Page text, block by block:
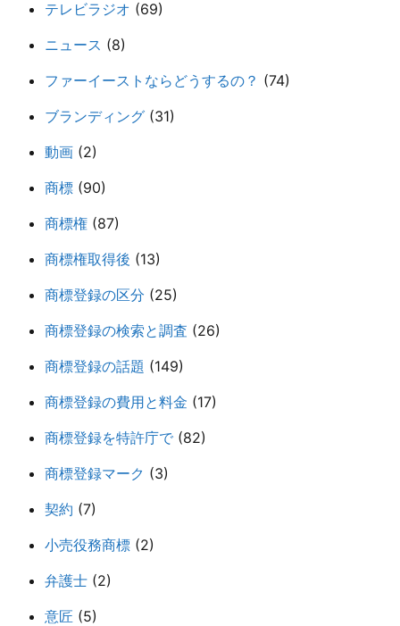
テレビラジオ (69)
ニュース (8)
ファーイーストならどうするの？ (74)
ブランディング (31)
動画 (2)
商標 (90)
商標権 (87)
商標権取得後 (13)
商標登録の区分 (25)
商標登録の検索と調査 (26)
商標登録の話題 (149)
商標登録の費用と料金 (17)
商標登録を特許庁で (82)
商標登録マーク (3)
契約 (7)
小売役務商標 (2)
弁護士 (2)
意匠 (5)